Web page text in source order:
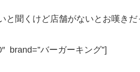
と聞くけど店舗がないとお嘆きだ
brand=”バーガーキング”]